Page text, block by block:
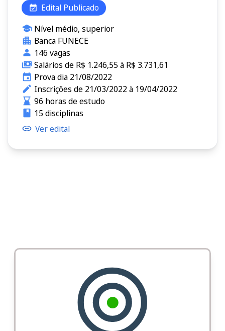
Edital Publicado
Nível médio, superior
Banca FUNECE
146 vagas
Salários de R$ 1.246,55 à R$ 3.731,61
Prova dia 21/08/2022
Inscrições de 21/03/2022 à 19/04/2022
96 horas de estudo
15 disciplinas
Ver edital